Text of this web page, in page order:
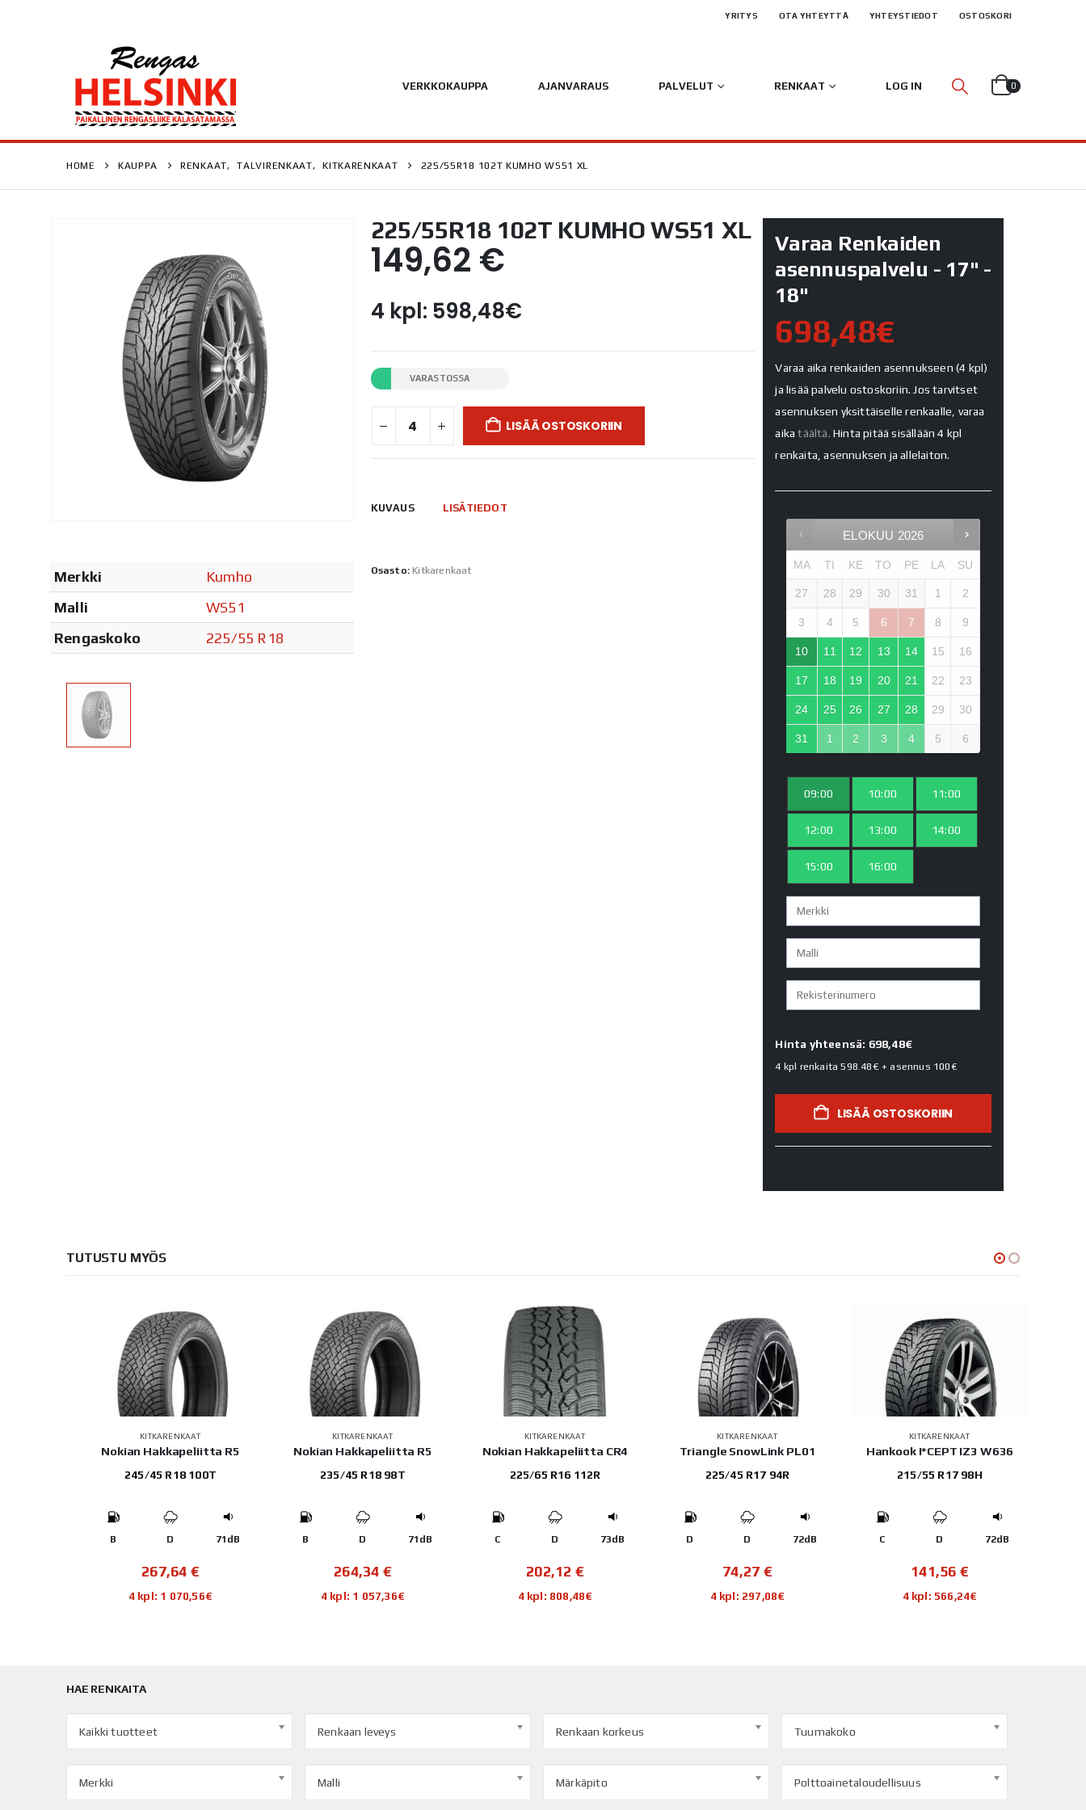
YRITYS OTA YHTEYTTÄ YHTEYSTIEDOT OSTOSKORI
VERKKOKAUPPA AJANVARAUS PALVELUT RENKAAT LOG IN 0
HOME KAUPPA RENKAAT, TALVIRENKAAT, KITKARENKAAT 225/55R18 102T KUMHO WS51 XL
Merkki
Kumho
Malli
WS51
Rengaskoko
225/55 R18
225/55R18 102T KUMHO WS51 XL
149,62 €
4 kpl: 598,48€
VARASTOSSA
LISÄÄ OSTOSKORIIN
KUVAUS LISÄTIEDOT
Osasto: Kitkarenkaat
Varaa Renkaiden
asennuspalvelu - 17" -
18"
698,48€
Varaa aika renkaiden asennukseen (4 kpl)
ja lisää palvelu ostoskoriin. Jos tarvitset
asennuksen yksittäiselle renkaalle, varaa
aikatäältä. Hinta pitää sisällään 4 kpl
renkaita, asennuksen ja allelaiton.
ELOKUU 2026
MA TI KE TO PE LA SU
27 28 29 30 31 1 2
3 4 5 6 7 8 9
10 11 12 13 14 15 16
17 18 19 20 21 22 23
24 25 26 27 28 29 30
31 1 2 3 4 5 6
09:00 10:00 11:00
12:00 13:00 14:00
15:00 16:00
Hinta yhteensä: 698,48€
4 kpl renkaita598.48€+ asennus 100€
LISÄÄ OSTOSKORIIN
TUTUSTU MYÖS
KITKARENKAAT
Nokian Hakkapeliitta R5
245/45 R18 100T
B D 71dB
267,64 €
4 kpl: 1 070,56€
KITKARENKAAT
Nokian Hakkapeliitta R5
235/45 R18 98T
B D 71dB
264,34 €
4 kpl: 1 057,36€
KITKARENKAAT
Nokian Hakkapeliitta CR4
225/65 R16 112R
C D 73dB
202,12 €
4 kpl: 808,48€
KITKARENKAAT
Triangle SnowLink PL01
225/45 R17 94R
D D 72dB
74,27 €
4 kpl: 297,08€
KITKARENKAAT
Hankook I*CEPT IZ3 W636
215/55 R17 98H
C D 72dB
141,56 €
4 kpl: 566,24€
HAE RENKAITA
Kaikki tuotteet Renkaan leveys Renkaan korkeus Tuumakoko
Merkki Malli Märkäpito Polttoainetaloudellisuus